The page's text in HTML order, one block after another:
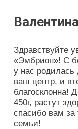
Здравствуйте
«Эмбрион»! С
у нас
ваш центр, и
благосклонна!
450г, растут
спасибо вам
семьи!